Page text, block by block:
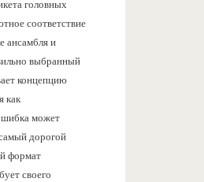
головных
соответствие
ансамбля и
выбранный
концепцию
как
может
дорогой
формат
своего